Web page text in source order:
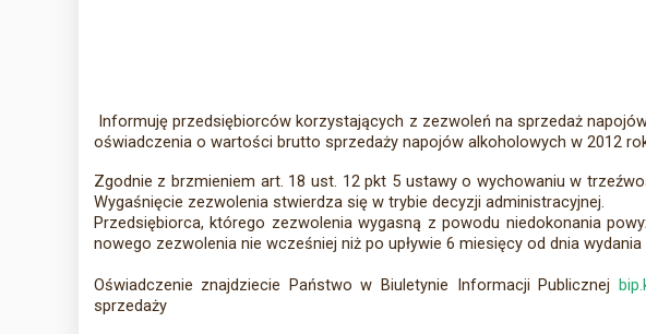
Informuję przedsiębiorców korzystających z zezwoleń na sprzedaż
oświadczenia o wartości brutto sprzedaży napojów alkoholowych w 2012
Zgodnie z brzmieniem art. 18 ust. 12 pkt 5 ustawy o wychowaniu w
Wygaśnięcie zezwolenia stwierdza się w trybie decyzji administracyjnej.
Przedsiębiorca, którego zezwolenia wygasną z powodu niedokonania
nowego zezwolenia nie wcześniej niż po upływie 6 miesięcy od dnia
Oświadczenie znajdziecie Państwo w Biuletynie Informacji Publicznej
sprzedaży